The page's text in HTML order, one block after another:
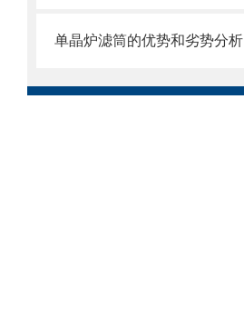
单晶炉滤筒的优势和劣势分析